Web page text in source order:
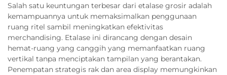
Salah satu keuntungan terbesar dari etalase grosir adalah
kemampuannya untuk memaksimalkan penggunaan
ruang ritel sambil meningkatkan efektivitas
merchandising. Etalase ini dirancang dengan desain
hemat-ruang yang canggih yang memanfaatkan ruang
vertikal tanpa menciptakan tampilan yang berantakan.
Penempatan strategis rak dan area display memungkinkan